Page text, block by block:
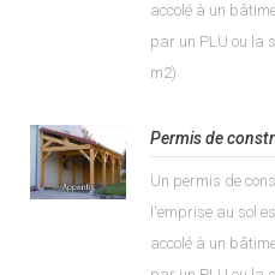
accolé à un
par un PLU ou la
m2)
Permis de
Un permis de
l'emprise au sol
accolé à un